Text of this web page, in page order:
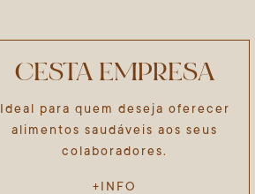
CESTA EMPRESA
Ideal para quem deseja oferecer
alimentos saudáveis aos seus
colaboradores.
+INFO